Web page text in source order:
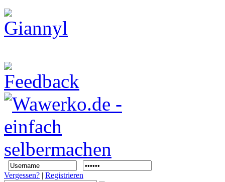
Vergessen? | Registrieren